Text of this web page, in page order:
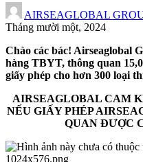
AIRSEAGLOBAL
Tháng mười một, 2024
Chào các bác! Airseaglobal
hàng TBYT, thông quan
giấy phép cho hơn 300 loại
AIRSEAGLOBAL CAM
NẾU GIẤY PHÉP
QUAN ĐƯỢC